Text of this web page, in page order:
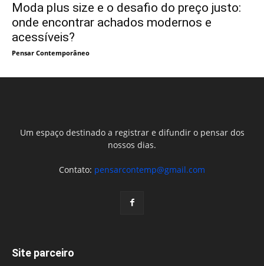
Moda plus size e o desafio do preço justo:
onde encontrar achados modernos e
acessíveis?
Pensar Contemporâneo
Um espaço destinado a registrar e difundir o pensar dos
nossos dias.
Contato: pensarcontemp@gmail.com
Site parceiro